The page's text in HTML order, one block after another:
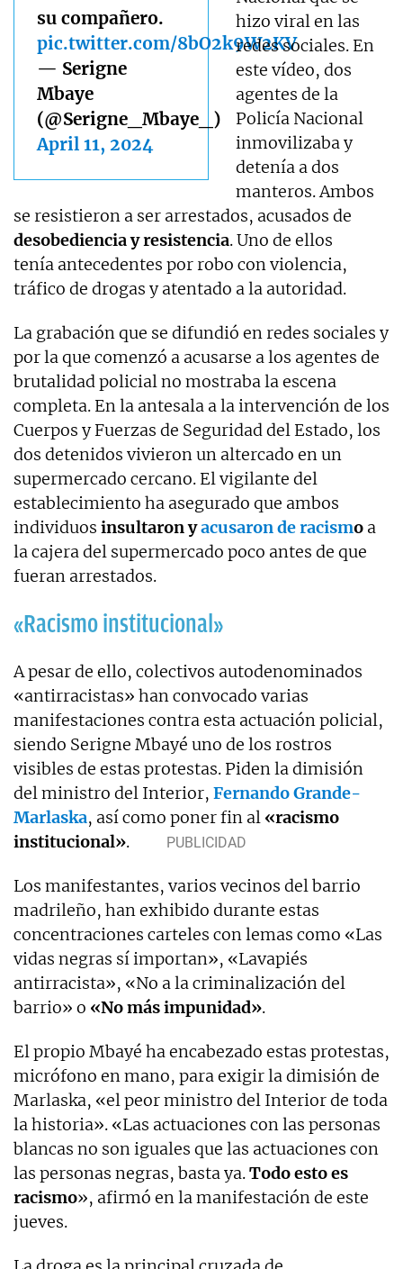
su compañero.
pic.twitter.com/8bO2k9W2KV
— Serigne
Mbaye
(@Serigne_Mbaye_)
April 11, 2024
hizo viral en las
redes sociales. En
este vídeo, dos
agentes de la
Policía Nacional
inmovilizaba y
detenía a dos
manteros. Ambos
se resistieron a ser arrestados, acusados de
desobediencia y resistencia. Uno de ellos
tenía antecedentes por robo con violencia,
tráfico de drogas y atentado a la autoridad.
La grabación que se difundió en redes sociales y
por la que comenzó a acusarse a los agentes de
brutalidad policial no mostraba la escena
completa. En la antesala a la intervención de los
Cuerpos y Fuerzas de Seguridad del Estado, los
dos detenidos vivieron un altercado en un
supermercado cercano. El vigilante del
establecimiento ha asegurado que ambos
individuos insultaron yacusaron de racismo a
la cajera del supermercado poco antes de que
fueran arrestados.
«Racismo institucional»
A pesar de ello, colectivos autodenominados
«antirracistas» han convocado varias
manifestaciones contra esta actuación policial,
siendo Serigne Mbayé uno de los rostros
visibles de estas protestas. Piden la dimisión
del ministro del Interior, Fernando Grande-
Marlaska, así como poner fin al «racismo
institucional».
Los manifestantes, varios vecinos del barrio
madrileño, han exhibido durante estas
concentraciones carteles con lemas como «Las
vidas negras sí importan», «Lavapiés
antirracista», «No a la criminalización del
barrio» o «No más impunidad».
El propio Mbayé ha encabezado estas protestas,
micrófono en mano, para exigir la dimisión de
Marlaska, «el peor ministro del Interior de toda
la historia». «Las actuaciones con las personas
blancas no son iguales que las actuaciones con
las personas negras, basta ya.Todo esto es
racismo», afirmó en la manifestación de este
jueves.